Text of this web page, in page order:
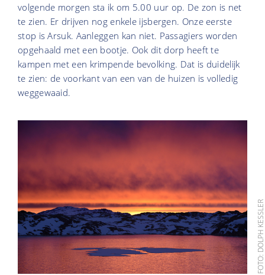
volgende morgen sta ik om 5.00 uur op. De zon is net
te zien. Er drijven nog enkele ijsbergen. Onze eerste
stop is Arsuk. Aanleggen kan niet. Passagiers worden
opgehaald met een bootje. Ook dit dorp heeft te
kampen met een krimpende bevolking. Dat is duidelijk
te zien: de voorkant van een van de huizen is volledig
weggewaaid.
FOTO: DOLPH KESSLER